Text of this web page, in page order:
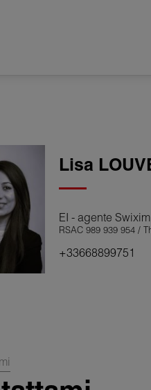
Lisa
EI - agente
RSAC 989 939 954 /
+33668899751